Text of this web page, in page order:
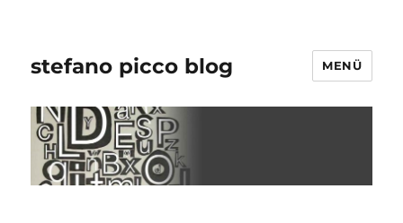
stefano picco blog MENÜ